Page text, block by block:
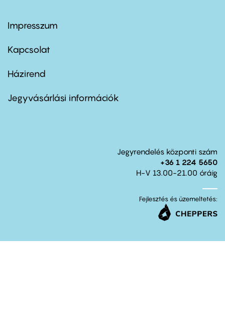
Footer
first
Impresszum
Kapcsolat
Footer
second
Házirend
Jegyvásárlási információk
Jegyrendelés központi szám
+36 1 224 5650
H-V 13.00-21.00 óráig
Fejlesztés és üzemeltetés: